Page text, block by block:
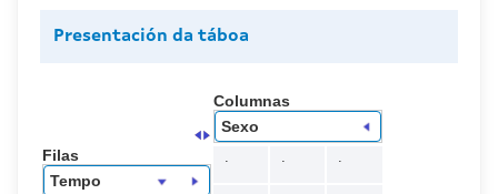
Presentación da táboa
Columnas
Sexo
Filas
Tempo